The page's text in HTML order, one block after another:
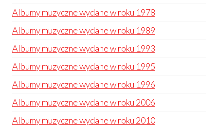
Albumy muzyczne wydane w roku 1978
Albumy muzyczne wydane w roku 1989
Albumy muzyczne wydane w roku 1993
Albumy muzyczne wydane w roku 1995
Albumy muzyczne wydane w roku 1996
Albumy muzyczne wydane w roku 2006
Albumy muzyczne wydane w roku 2010